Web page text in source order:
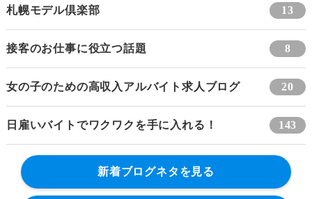
札幌モデル倶楽部 13
接客のお仕事に役立つ話題 8
女の子のための高収入アルバイト求人ブログ 20
日雇いバイトでワクワクを手に入れる！ 143
新着ブログネタを見る